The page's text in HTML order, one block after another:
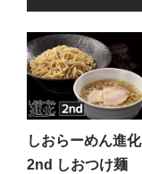
しおらーめん進化
2nd しおつけ麺